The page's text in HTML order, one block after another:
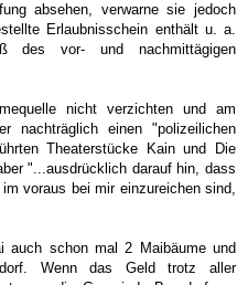
absehen, verwarne sie jedoch
Erlaubnisschein enthält u. a.
des vor- und nachmittägigen
nicht verzichten und am
nachträglich einen "polizeilichen
Theaterstücke Kain und Die
"...ausdrücklich darauf hin, dass
voraus bei mir einzureichen sind,
auch schon mal 2 Maibäume und
Wenn das Geld trotz aller